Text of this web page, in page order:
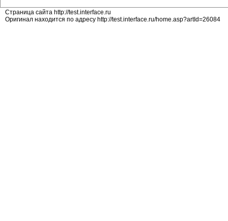
Страница сайта http://test.interface.ru
Оригинал находится по адресу http://test.interface.ru/home.asp?artId=26084